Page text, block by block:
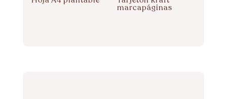
marcapáginas